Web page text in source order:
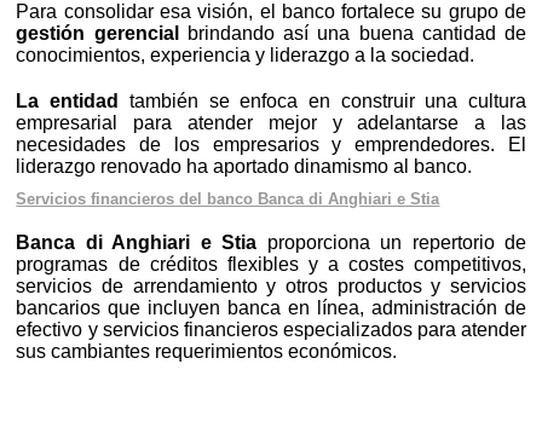
Para consolidar esa visión, el banco fortalece su grupo de
gestión gerencial
brindando así una buena cantidad de
conocimientos, experiencia y liderazgo a la sociedad.
La entidad
también se enfoca en construir una cultura
empresarial para atender mejor y adelantarse a las
necesidades de los empresarios y emprendedores. El
liderazgo renovado ha aportado dinamismo al banco.
Servicios financieros del banco Banca di Anghiari e Stia
Banca di Anghiari e Stia proporciona un repertorio de
programas de créditos flexibles y a costes competitivos,
servicios de arrendamiento y otros productos y servicios
bancarios que incluyen banca en línea, administración de
efectivo y servicios financieros especializados para atender
sus cambiantes requerimientos económicos.